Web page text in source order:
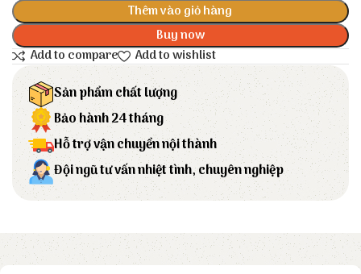
Thêm vào giỏ hàng
Buy now
Add to compare
Add to wishlist
Sản phẩm chất lượng
Bảo hành 24 tháng
Hỗ trợ vận chuyển nội thành
Đội ngũ tư vấn nhiệt tình, chuyên nghiệp